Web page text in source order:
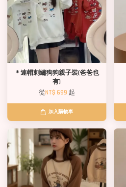
＊連帽刺繡狗狗親子裝(爸爸也
有)
從NT$ 699 起
加入購物車